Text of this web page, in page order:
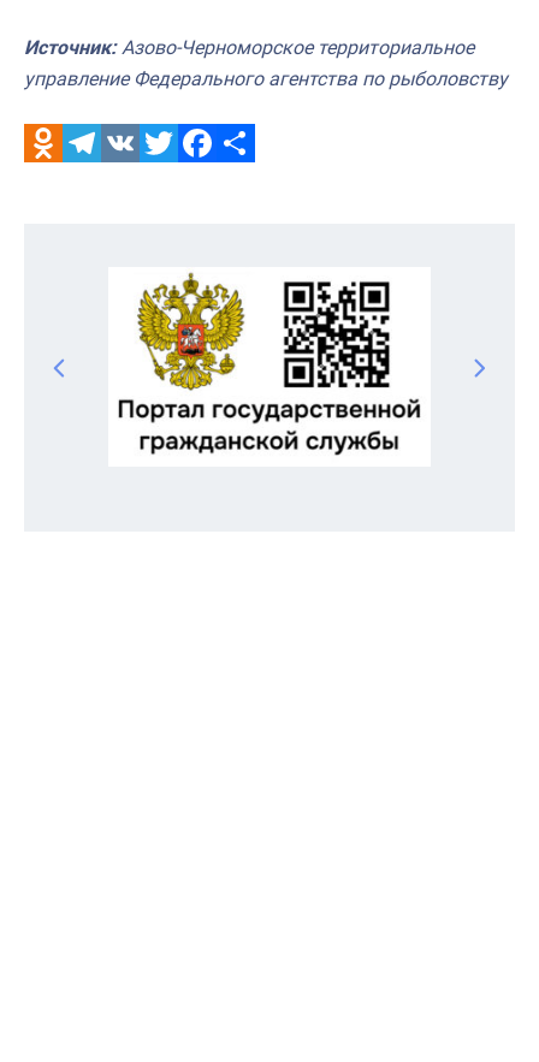
Источник:Азово-Черноморское территориальное
управление Федерального агентства по рыболовству